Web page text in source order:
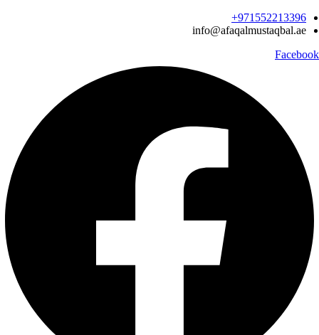
Skip
to
971552213396‬+
info@afaqalmustaqbal.ae
Facebook